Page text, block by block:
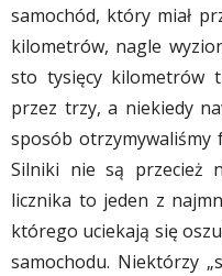
samochód, który miał
kilometrów, nagle
sto tysięcy kilometrów
przez trzy, a niekiedy
sposób otrzymywaliśmy
Silniki nie są przecież
licznika to jeden z
którego uciekają się
samochodu. Niektórzy